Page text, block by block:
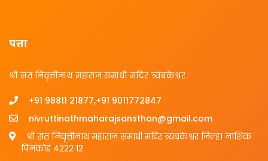
पत्ता
श्री संत निवृत्तीनाथ महाराज समाधी मंदिर त्र्यंबकेश्वर
+91 98811 21877,+91 9011772847
nivruttinathmaharajsansthan@gmail.com
श्री संत निवृत्तीनाथ महाराज समाधी मंदिर त्र्यंबकेश्वर जिल्हा नाशिक
पिनकोड 4222 12